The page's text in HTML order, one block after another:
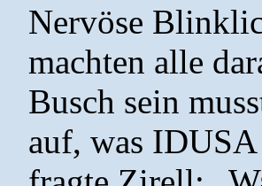
Nervöse
machten alle
Busch sein
auf, was IDUSA